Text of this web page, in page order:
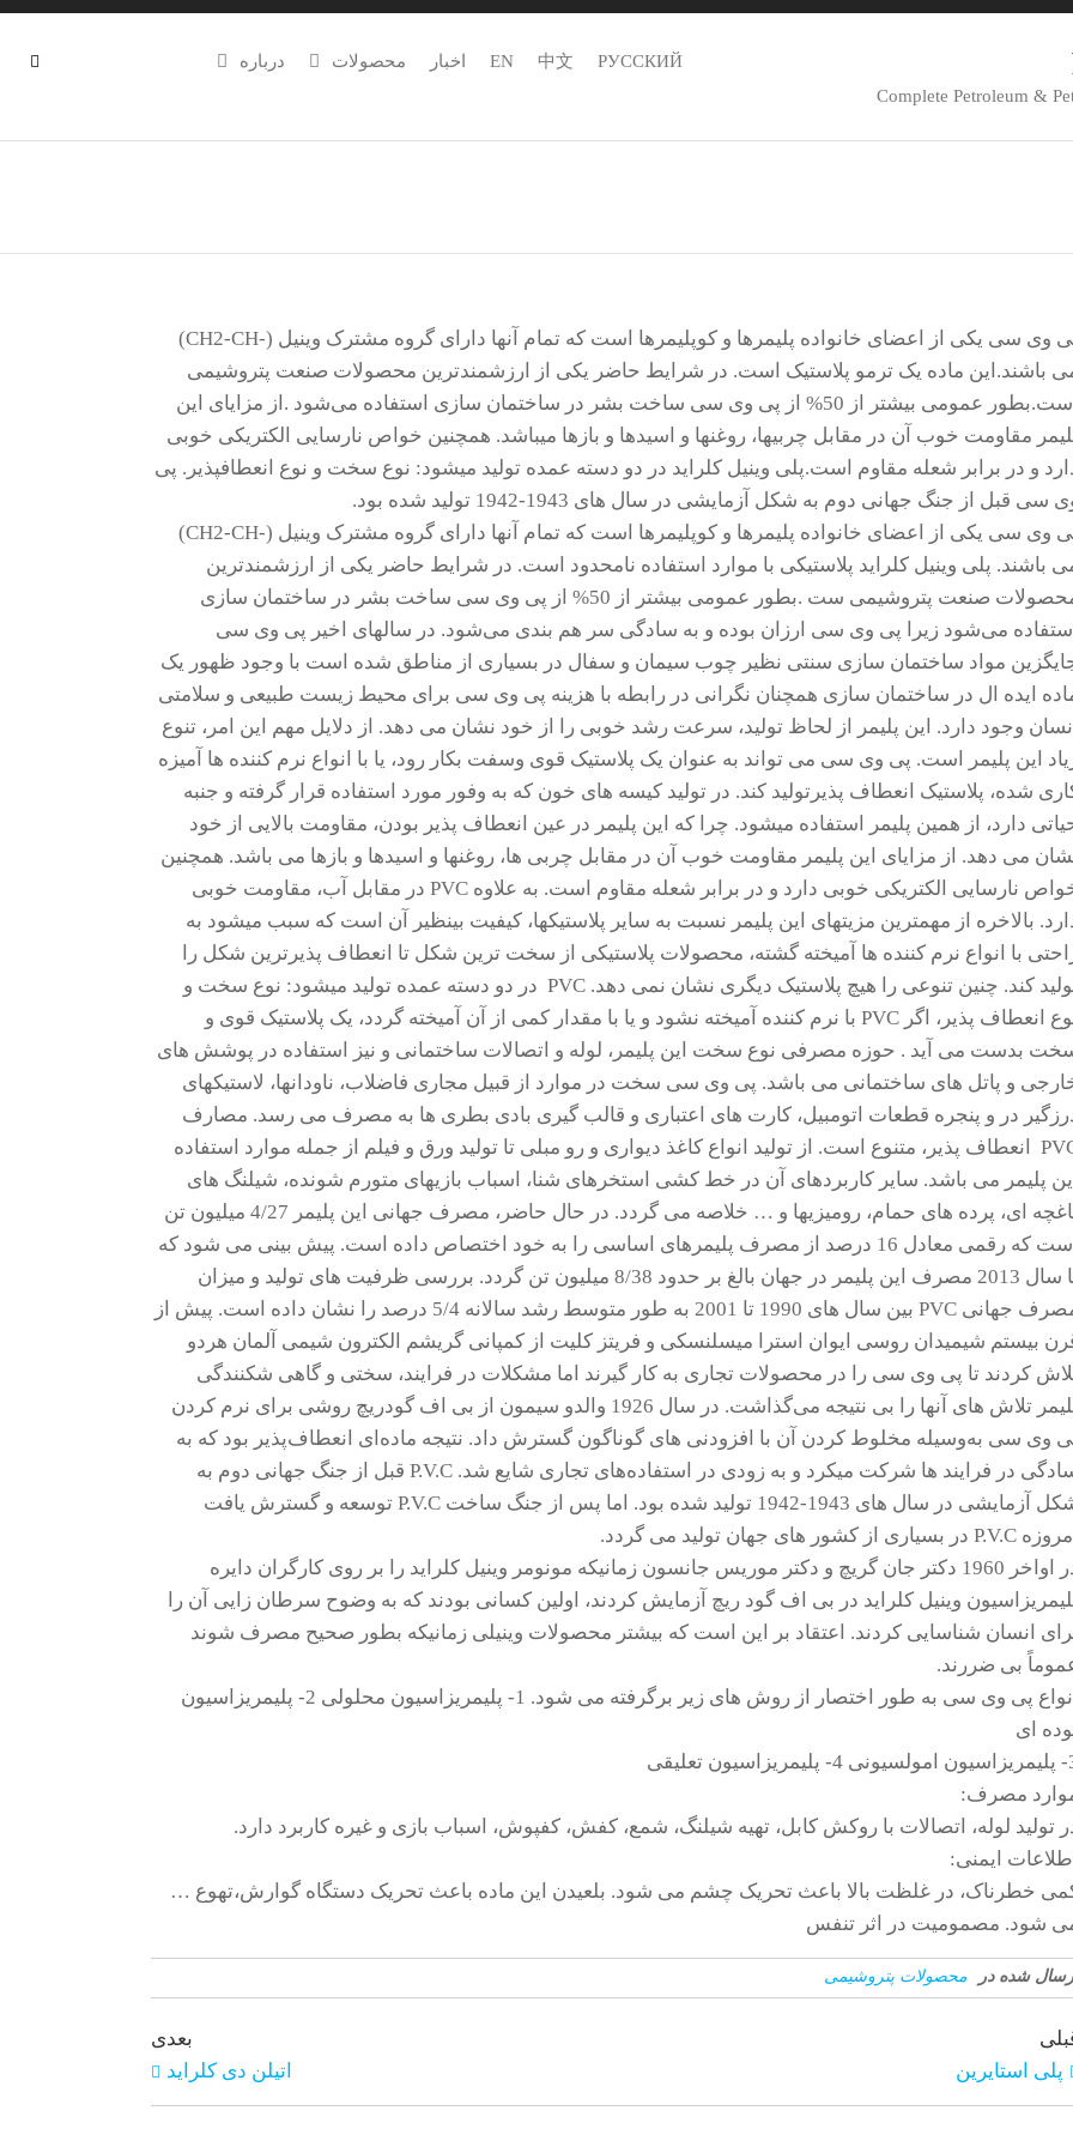
Complete Petroleum &
درباره محصولات اخبار EN 中文 РУССКИЙ
پی وی سی یکی از اعضای خانواده پلیمرها و کوپلیمرها است که تمام آنها دارای گروه مشترک وینیل (-CH2-CH)
باشند.این ماده یک ترمو پلاستیک است. در شرایط حاضر یکی از ارزشمندترین محصولات صنعت پتروشیمی
است.بطور عمومی بیشتر از 50% از پی وی سی ساخت بشر در ساختمان سازی استفاده می‌شود .از مزایای این
مقاومت خوب آن در مقابل چربیها، روغنها و اسیدها و بازها می­باشد. همچنین خواص نارسایی الکتریکی خوبی
و در برابر شعله مقاوم است.پلی وینیل کلراید در دو دسته عمده تولید می­شود: نوع سخت و نوع انعطاف­پذیر. پی
سی قبل از جنگ جهانی دوم به شکل آزمایشی در سال های 1943-1942 تولید شده بود.
پی وی سی یکی از اعضای خانواده پلیمرها و کوپلیمرها است که تمام آنها دارای گروه مشترک وینیل (-CH2-CH)
باشند. پلی وینیل کلراید پلاستیکی با موارد استفاده نامحدود است. در شرایط حاضر یکی از ارزشمندترین
محصولات صنعت پتروشیمی ست .بطور عمومی بیشتر از 50% از پی وی سی ساخت بشر در ساختمان سازی
استفاده می‌شود زیرا پی وی سی ارزان بوده و به سادگی سر هم بندی می‌شود. در سالهای اخیر پی وی سی
مواد ساختمان سازی سنتی نظیر چوب سیمان و سفال در بسیاری از مناطق شده است با وجود ظهور یک
ایده ال در ساختمان سازی همچنان نگرانی در رابطه با هزینه پی وی سی برای محیط زیست طبیعی و سلامتی
انسان وجود دارد. این پلیمر از لحاظ تولید، سرعت رشد خوبی را از خود نشان می دهد. از دلایل مهم این امر، تنوع
این پلیمر است. پی وی سی می تواند به عنوان یک پلاستیک قوی وسفت بکار رود، یا با انواع نرم کننده ها آمیزه
شده، پلاستیک انعطاف پذیرتولید کند. در تولید کیسه های خون که به وفور مورد استفاده قرار گرفته و جنبه
دارد، از همین پلیمر استفاده می­شود. چرا که این پلیمر در عین انعطاف پذیر بودن، مقاومت بالایی از خود
می دهد. از مزایای این پلیمر مقاومت خوب آن در مقابل چربی ها، روغنها و اسیدها و بازها می باشد. همچنین
خواص نارسایی الکتریکی خوبی دارد و در برابر شعله مقاوم است. به علاوه PVC در مقابل آب، مقاومت خوبی
بالاخره از مهمترین مزیتهای این پلیمر نسبت به سایر پلاستیک­ها، کیفیت بی­نظیر آن است که سبب می­شود به
با انواع نرم کننده ها آمیخته گشته، محصولات پلاستیکی از سخت ترین شکل تا انعطاف پذیرترین شکل را
تولید کند. چنین تنوعی را هیچ پلاستیک دیگری نشان نمی دهد. PVC در دو دسته عمده تولید میشود: نوع سخت و
نوع انعطاف پذیر، اگر PVC با نرم کننده آمیخته نشود و یا با مقدار کمی از آن آمیخته گردد، یک پلاستیک قوی و
بدست می آید . حوزه مصرفی نوع سخت این پلیمر، لوله و اتصالات ساختمانی و نیز استفاده در پوشش های
و پاتل های ساختمانی می باشد. پی وی سی سخت در موارد از قبیل مجاری فاضلاب، ناودانها، لاستیکهای
در و پنجره قطعات اتومبیل، کارت های اعتباری و قالب گیری بادی بطری ها به مصرف می رسد. مصارف
PVC انعطاف پذیر، متنوع است. از تولید انواع کاغذ دیواری و رو مبلی تا تولید ورق و فیلم از جمله موارد استفاده
این پلیمر می باشد. سایر کاربردهای آن در خط کشی استخرهای شنا، اسباب بازیهای متورم شونده، شیلنگ های
باغچه ای، پرده های حمام، رومیزیها و … خلاصه می گردد. در حال حاضر، مصرف جهانی این پلیمر 4/27 میلیون تن
است که رقمی معادل 16 درصد از مصرف پلیمرهای اساسی را به خود اختصاص داده است. پیش بینی می شود که
تا سال 2013 مصرف این پلیمر در جهان بالغ بر حدود 8/38 میلیون تن گردد. بررسی ظرفیت های تولید و میزان
مصرف جهانی PVC بین سال های 1990 تا 2001 به طور متوسط رشد سالانه 5/4 درصد را نشان داده است. پیش از
بیستم شیمیدان روسی ایوان استرا میسلنسکی و فریتز کلیت از کمپانی گریشم الکترون شیمی آلمان هردو
کردند تا پی وی سی را در محصولات تجاری به کار گیرند اما مشکلات در فرایند، سختی و گاهی شکنندگی
پلیمر تلاش های آنها را بی نتیجه می‌گذاشت. در سال 1926 والدو سیمون از بی اف گودریچ روشی برای نرم کردن
وی سی به‌وسیله مخلوط کردن آن با افزودنی های گوناگون گسترش داد. نتیجه ماده‌ای انعطاف‌پذیر بود که به
سادگی در فرایند ها شرکت میکرد و به زودی در استفاده‌های تجاری شایع شد. P.V.C قبل از جنگ جهانی دوم به
شکل آزمایشی در سال های 1943-1942 تولید شده بود. اما پس از جنگ ساخت P.V.C توسعه و گسترش یافت
امروزه P.V.C در بسیاری از کشور های جهان تولید می گردد.
در اواخر 1960 دکتر جان گریچ و دکتر موریس جانسون زمانیکه مونومر وینیل کلراید را بر روی کارگران دایره
وینیل کلراید در بی اف گود ریچ آزمایش کردند، اولین کسانی بودند که به وضوح سرطان زایی آن را
انسان شناسایی کردند. اعتقاد بر این است که بیشتر محصولات وینیلی زمانیکه بطور صحیح مصرف شوند
بی ضررند.
انواع پی وی سی به طور اختصار از روش های زیر برگرفته می شود. 1- پلیمریزاسیون محلولی 2- پلیمریزاسیون
ای
تعلیقی
مصرف:
تولید لوله، اتصالات با روکش کابل، تهیه شیلنگ، شمع، کفش، کفپوش، اسباب بازی و غیره کاربرد دارد.
اطلاعات ایمنی:
خطرناک، در غلظت بالا باعث تحریک چشم می شود. بلعیدن این ماده باعث تحریک دستگاه گوارش،تهوع …
شود. مصمومیت در اثر تنفس
شده در محصولات پتروشیمی
پلی استایرین
بعدی
اتیلن دی کلراید